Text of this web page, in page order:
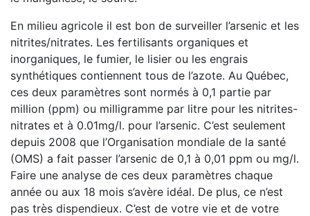
En milieu agricole il est bon de surveiller l’arsenic et les
nitrites/nitrates. Les fertilisants organiques et
inorganiques, le fumier, le lisier ou les engrais
synthétiques contiennent tous de l’azote. Au Québec,
ces deux paramètres sont normés à 0,1 partie par
million (ppm) ou milligramme par litre pour les nitrites-
nitrates et à 0.01mg/l. pour l’arsenic. C’est seulement
depuis 2008 que l’Organisation mondiale de la santé
(OMS) a fait passer l’arsenic de 0,1 à 0,01 ppm ou mg/l.
Faire une analyse de ces deux paramètres chaque
année ou aux 18 mois s’avère idéal. De plus, ce n’est
pas très dispendieux. C’est de votre vie et de votre